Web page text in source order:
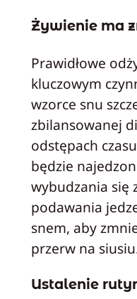
Żywienie ma
Prawidłowe
kluczowym
wzorce snu
zbilansowanej
odstępach
będzie
wybudzania się
podawania
snem, aby
przerw na
Ustalenie